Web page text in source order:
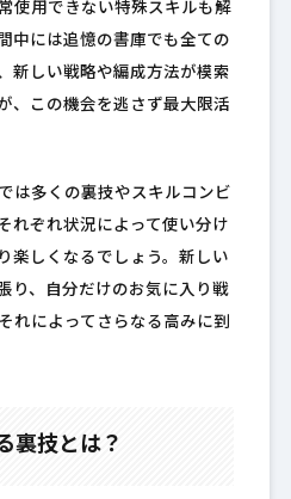
使用できない特殊スキルも解
中には追憶の書庫でも全ての
新しい戦略や編成方法が模索
、この機会を逃さず最大限活
は多くの裏技やスキルコンビ
れぞれ状況によって使い分け
楽しくなるでしょう。新しい
り、自分だけのお気に入り戦
れによってさらなる高みに到
裏技とは？